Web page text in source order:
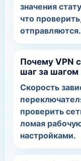
значения
что
отправляются.
Почему VPN
шаг за шагом
Скорость
проверить
ломая
настройками.